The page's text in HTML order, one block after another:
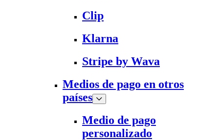
Clip
Klarna
Stripe by Wava
Medios de pago en otros
países
Medio de pago
personalizado